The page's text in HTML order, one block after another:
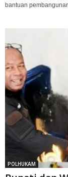
bantuan
POLHUKAM